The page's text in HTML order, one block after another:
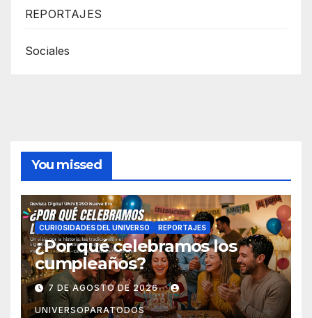
REPORTAJES
Sociales
You missed
CURIOSIDADES DEL UNIVERSO REPORTAJES
¿Por qué celebramos los
cumpleaños?
7 DE AGOSTO DE 2026
UNIVERSOPARATODOS